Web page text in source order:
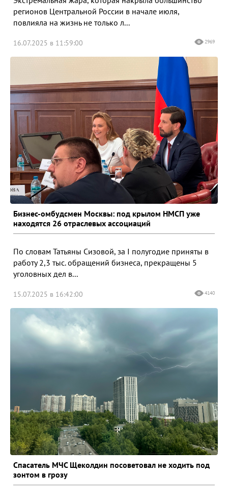
регионов Центральной России в начале июля,
повлияла на жизнь не только л...
16.07.2025 в 11:59:00 2969
Бизнес-омбудсмен Москвы: под крылом НМСП уже
находятся 26 отраслевых ассоциаций
По словам Татьяны Сизовой, за I полугодие приняты в
работу 2,3 тыс. обращений бизнеса, прекращены 5
уголовных дел в...
15.07.2025 в 16:42:00 4140
Спасатель МЧС Щеколдин посоветовал не ходить под
зонтом в грозу